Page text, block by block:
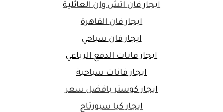
ايجار فان اتش وان العائلية
ايجار فان القاهرة
ايجار فان سياحي
ايجار فانات الدفع الرباعي
ايجار فانات سياحية
ايجار كوستر بافضل سعر
ايجار كيا سبورتاج